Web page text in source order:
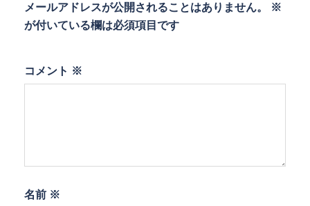
メールアドレスが公開されることはありません。
※
が付いている欄は必須項目です
コメント ※
名前 ※